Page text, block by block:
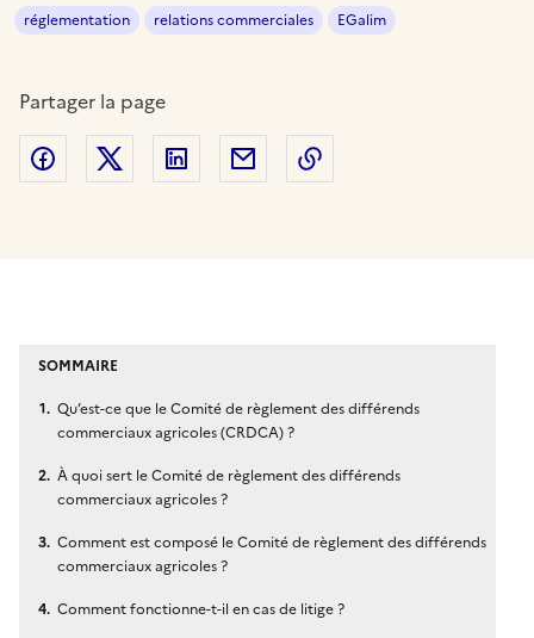
réglementation relations commerciales EGalim
Partager la page
Partager sur Facebook
Partager sur Twitter
Partager sur LinkedIn
Partager par email
SOMMAIRE
Qu’est-ce que le Comité de règlement des différends
commerciaux agricoles (CRDCA) ?
À quoi sert le Comité de règlement des différends
commerciaux agricoles ?
Comment est composé le Comité de règlement des différends
commerciaux agricoles ?
Comment fonctionne-t-il en cas de litige ?